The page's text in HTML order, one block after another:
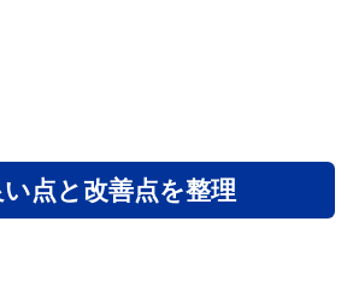
点と改善点を整理